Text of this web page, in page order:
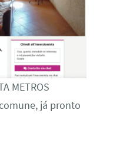
METROS
já pronto